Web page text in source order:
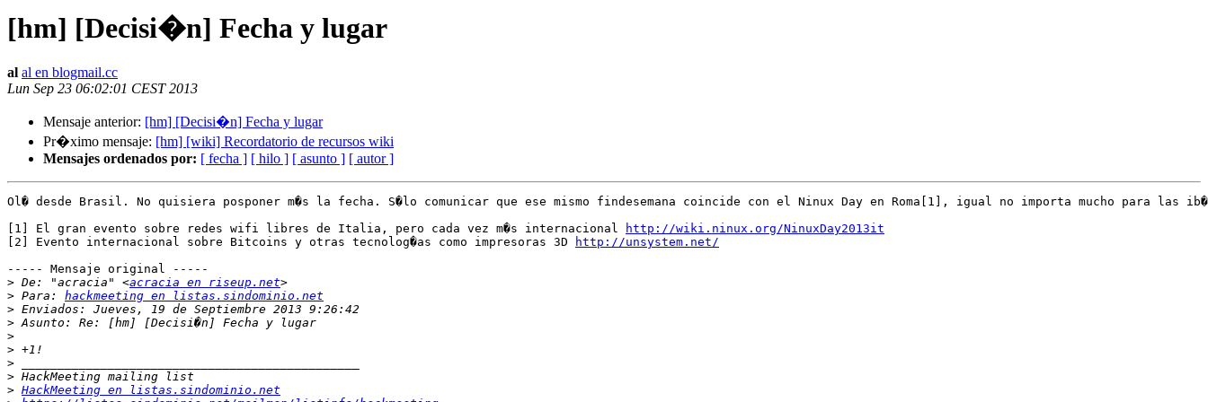
[hm] [Decisi�n] Fecha y lugar
al al en blogmail.cc
Lun Sep 23 06:02:01 CEST 2013
Mensaje anterior: [hm] [Decisi�n] Fecha y lugar
Pr�ximo mensaje: [hm] [wiki] Recordatorio de recursos wiki
Mensajes ordenados por: [ fecha ] [ hilo ] [ asunto ] [ autor ]
Ol� desde Brasil. No quisiera posponer m�s la fecha. S�lo comunicar que ese mismo findesemana coincide con el Ninux Day en Roma[1], igual no importa mucho para
[1] El gran evento sobre redes wifi libres de Italia, pero cada vez m�s internacional
http://wiki.ninux.org/NinuxDay2013it
[2] Evento internacional sobre Bitcoins y otras tecnolog�as como impresoras 3D
http://unsystem.net/
----- Mensaje original -----
> De: "acracia" <acracia en riseup.net
> Para: hackmeeting en listas.sindominio.net
>
>
>
>
>
>
> HackMeeting en listas.sindominio.net